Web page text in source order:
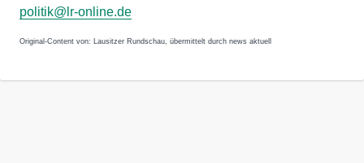
politik@lr-online.de
Original-Content von: Lausitzer Rundschau, übermittelt durch news aktuell